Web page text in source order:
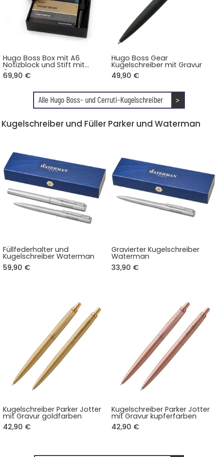
Hugo Boss Box mit A6
Notizblock und Stift mit
Gravur
69,90 €
Hugo Boss Gear
Kugelschreiber mit Gravur
49,90 €
Alle Hugo Boss- und Cerruti-Kugelschreiber >
Kugelschreiber und Füller Parker und Waterman
Füllfederhalter und
Kugelschreiber Waterman
59,90 €
Gravierter Kugelschreiber
Waterman
33,90 €
Kugelschreiber Parker Jotter
mit Gravur goldfarben
42,90 €
Kugelschreiber Parker Jotter
mit Gravur kupferfarben
42,90 €